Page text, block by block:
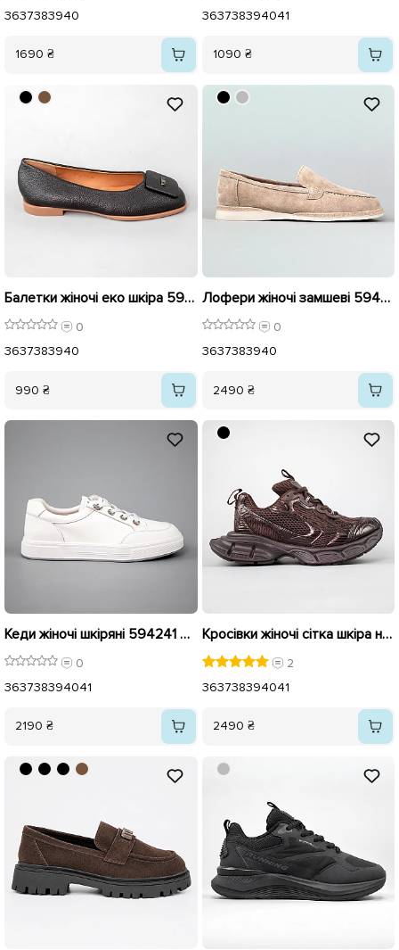
3637383940
1690 ₴
363738394041
1090 ₴
Балетки жіночі еко шкіра 595928 Чорні
0
3637383940
990 ₴
Лофери жіночі замшеві 594325 Бежеві
0
3637383940
2490 ₴
Кеди жіночі шкіряні 594241 Білі
0
363738394041
2190 ₴
Кросівки жіночі сітка шкіра на широкій підошві 594057 Коричневі
2
363738394041
2490 ₴